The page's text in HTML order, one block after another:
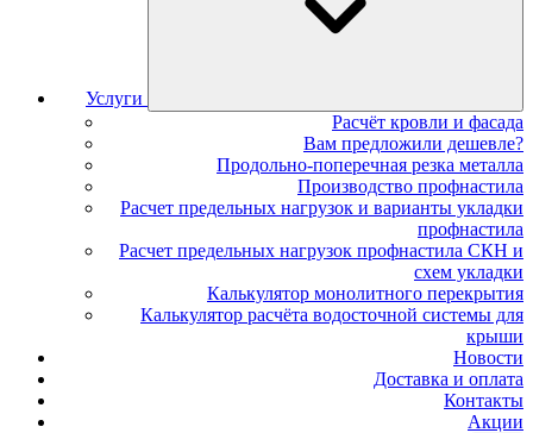
Услуги
Расчёт кровли и фасада
Вам предложили дешевле?
Продольно-поперечная резка металла
Производство профнастила
Расчет предельных нагрузок и варианты укладки
профнастила
Расчет предельных нагрузок профнастила СКН и
схем укладки
Калькулятор монолитного перекрытия
Калькулятор расчёта водосточной системы для
крыши
Новости
Доставка и оплата
Контакты
Акции